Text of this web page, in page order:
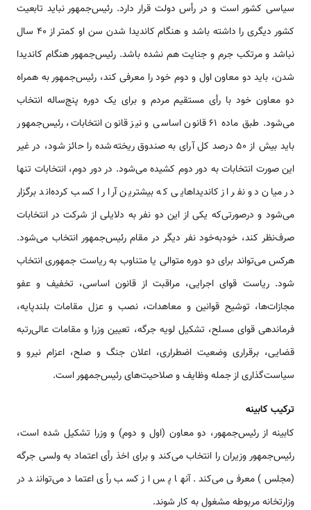
سیاسی کشور است و در رأس دولت قرار دارد. رئیس‌جمهور نباید تابعیت
کشور دیگری را داشته باشد و هنگام کاندیدا شدن سن او کمتر از ۴۰ سال
نباشد و مرتکب جرم و جنایت هم نشده باشد. رئیس‌جمهور هنگام کاندیدا
شدن، باید دو معاون اول و دوم خود را معرفی کند، رئیس‌جمهور به همراه
دو معاون خود با رأی مستقیم مردم و برای یک دوره پنج‌ساله انتخاب
می‌شود. طبق ماده ۶۱ قانون اساسی و نیز قانون انتخابات، رئیس‌جمهور
باید بیش از ۵۰ درصد کل آرای به صندوق ریخته‌شده را حائز شود، در غیر
این صورت انتخابات به دور دوم کشیده می‌شود. در دور دوم، انتخابات تنها
در میان دو نفر از کاندیداهایی که بیشترین آرا را کسب کرده‌اند برگزار
می‌شود و درصورتی‌که یکی از این دو نفر به دلایلی از شرکت در انتخابات
صرف‌نظر کند، خودبه‌خود نفر دیگر در مقام رئیس‌جمهور انتخاب می‌شود.
هرکس می‌تواند برای دو دوره متوالی یا متناوب به ریاست جمهوری انتخاب
شود. ریاست قوای اجرایی، مراقبت از قانون اساسی، تخفیف و عفو
مجازات‌ها، توشیح قوانین و معاهدات، نصب و عزل مقامات بلندپایه،
فرماندهی قوای مسلح، تشکیل لویه جرگه، تعیین وزرا و مقامات عالی‌رتبه
قضایی، برقراری وضعیت اضطراری، اعلان جنگ و صلح، اعزام نیرو و
سیاست‌گذاری از جمله وظایف و صلاحیت‌های رئیس‌جمهور است.
ترکیب کابینه
کابینه از رئیس‌جمهور، دو معاون (اول و دوم) و وزرا تشکیل شده است،
رئیس‌جمهور وزیران را انتخاب می‌کند و برای اخذ رأی اعتماد به ولسی جرگه
(مجلس) معرفی می‌کند. آنها پس از کسب رأی اعتماد می‌توانند در
وزارتخانه مربوطه مشغول به کار شوند.